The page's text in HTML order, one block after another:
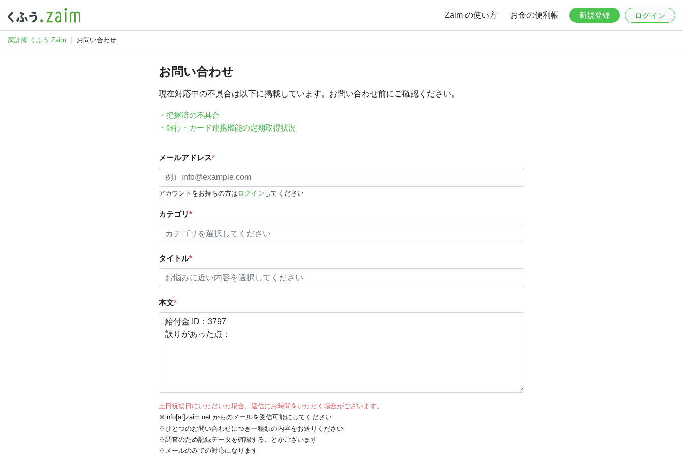
Zaim の使い方 お金の便利帳 新規登録 ログイン
家計簿 くふう Zaim お問い合わせ
お問い合わせ
現在対応中の不具合は以下に掲載しています。お問い合わせ前にご確認ください。
・把握済の不具合
・銀行・カード連携機能の定期取得状況
メールアドレス*
アカウントをお持ちの方は ログイン してください
カテゴリ*
タイトル*
本文*
土日祝祭日にいただいた場合、返信にお時間をいただく場合がございます。
※info[at]zaim.net からのメールを受信可能にしてください
※ひとつのお問い合わせにつき一種類の内容をお送りください
※調査のため記録データを確認することがございます
※メールのみでの対応になります